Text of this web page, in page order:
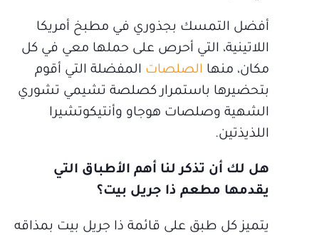
أفضل التمسك بجذوري في مطبخ أمريكا
اللاتينية، التي أحرص على حملها معي في كل
مكان، منها الصلصات المفضلة التي أقوم
بتحضيرها باستمرار كصلصة تشيمي تشوري
الشهية وصلصات هوجاو وأنتيكوتشيرا
اللذيذتين.
هل لك أن تذكر لنا أهم الأطباق التي
يقدمها مطعم ذا جريل بيت؟
يتميز كل طبق على قائمة ذا جريل بيت بمذاقه